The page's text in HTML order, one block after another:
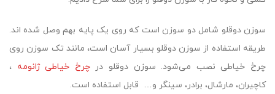
سوزن دوقلو شامل دو سوزن است که روی یک پایه بهم وصل شده اند.
طریقه استفاده از سوزن دوقلو بسیار آسان است، مانند تک سوزن روی
چرخ خیاطی نصب می‌شود. سوزن دوقلو درچرخ خیاطی ژانومه ،
کاچیران، مارشال، برادر، سینگر و… قابل استفاده است.